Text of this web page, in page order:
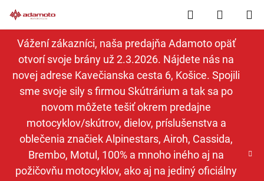
na
obsah
Vážení zákazníci, naša predajňa Adamoto opäť
otvorí svoje brány už 2.3.2026. Nájdete nás na
novej adrese Kavečianska cesta 6, Košice. Spojili
sme svoje sily s firmou Skútrárium a tak sa po
novom môžete tešiť okrem predajne
motocyklov/skútrov, dielov, príslušenstva a
oblečenia značiek Alpinestars, Airoh, Cassida,
Brembo, Motul, 100% a mnoho iného aj na
požičovňu motocyklov, ako aj na jediný oficiálny
Hľadať
KOŠÍK